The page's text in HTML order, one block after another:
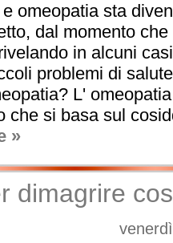
omeopatia sta
dal momento
in alcuni
problemi di
L'
che si basa sul
»
dimagrire